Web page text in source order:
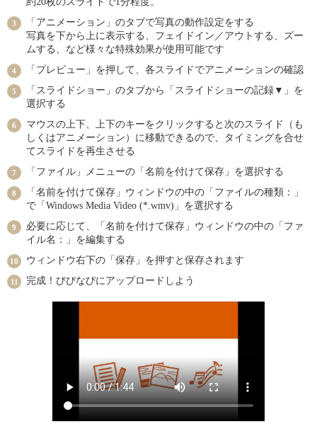
「アニメーション」のタブで写真の動作設定をする
写真を下から上に表示する、フェイドイン／アウトする、ズー
ムする、など様々な特殊効果が使用可能です
「プレビュー」を押して、各スライドでアニメーションの確認
「スライドショー」のタブから「スライドショーの記録▼」を
選択する
マウスの上下、上下のキーをクリックすると次のスライド（も
しくはアニメーション）に移動できるので、タイミングを合せ
てスライドを再生させる
「ファイル」メニューの「名前を付けて保存」を選択する
「名前を付けて保存」ウィンドウの中の「ファイルの種類：」
で「Windows Media Video (*.wmv)」を選択する
必要に応じて、「名前を付けて保存」ウィンドウの中の「ファ
イル名：」を編集する
ウィンドウ右下の「保存」を押すと保存されます
完成！びびなびにアップロードしよう